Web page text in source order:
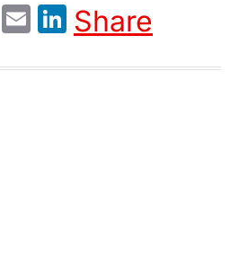
Reddit
EmailLinkedIn
Share